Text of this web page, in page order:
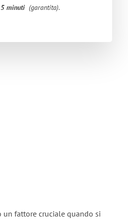
minuti (garantita).
fattore cruciale quando si